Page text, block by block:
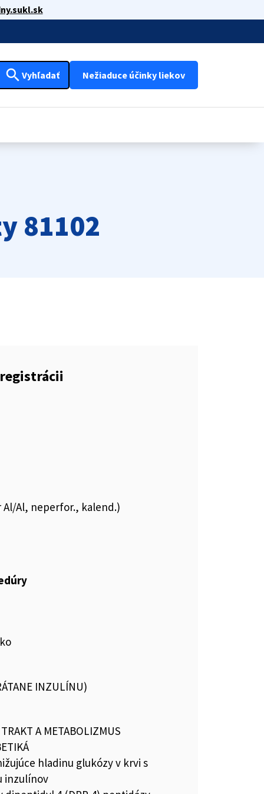
search Vyhľadať Nežiaduce účinky liekov
81102
Al, neperfor., kalend.)
INZULÍNU)
A METABOLIZMUS
hladinu glukózy v krvi s
inzulínov